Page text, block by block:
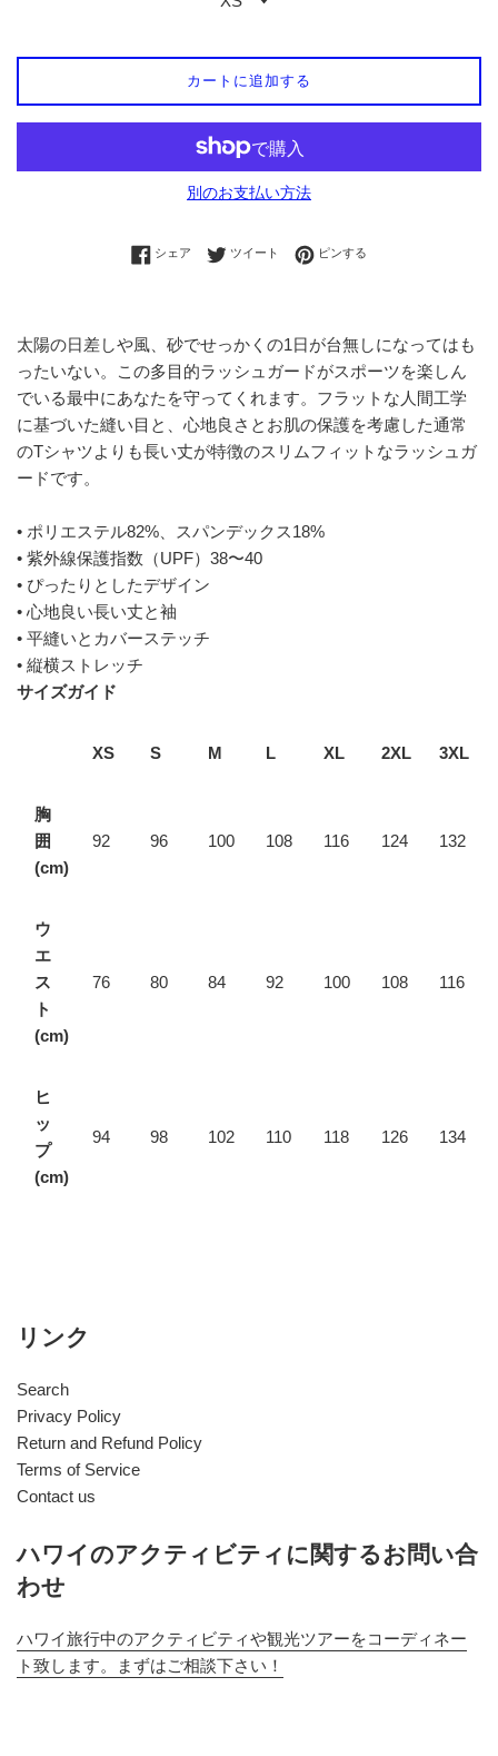
カートに追加する
別のお支払い方法
シェア Facebookでシェアする
ツイート Twitterに投稿する
ピンする
太陽の日差しや風、砂でせっかくの1日が台無しになってはも
ったいない。この多目的ラッシュガードがスポーツを楽しん
でいる最中にあなたを守ってくれます。フラットな人間工学
に基づいた縫い目と、心地良さとお肌の保護を考慮した通常
のTシャツよりも長い丈が特徴のスリムフィットなラッシュガ
ードです。
• ポリエステル82%、スパンデックス18%
• 紫外線保護指数（UPF）38〜40
• ぴったりとしたデザイン
• 心地良い長い丈と袖
• 平縫いとカバーステッチ
• 縦横ストレッチ
サイズガイド
XS S M L XL 2XL 3XL
胸
囲
(cm)
92 96 100 108 116 124 132
ウ
エ
ス
ト
(cm)
76 80 84 92 100 108 116
ヒ
ッ
プ
(cm)
94 98 102 110 118 126 134
リンク
Search
Privacy Policy
Return and Refund Policy
Terms of Service
Contact us
ハワイのアクティビティに関するお問い合
わせ
ハワイ旅行中のアクティビティや観光ツアーをコーディネー
ト致します。まずはご相談下さい！